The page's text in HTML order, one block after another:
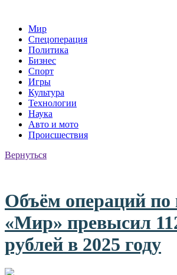
Мир
Спецоперация
Политика
Бизнес
Спорт
Игры
Культура
Технологии
Наука
Авто и мото
Происшествия
Вернуться
Объём операций по
«Мир» превысил
рублей в 2025 году